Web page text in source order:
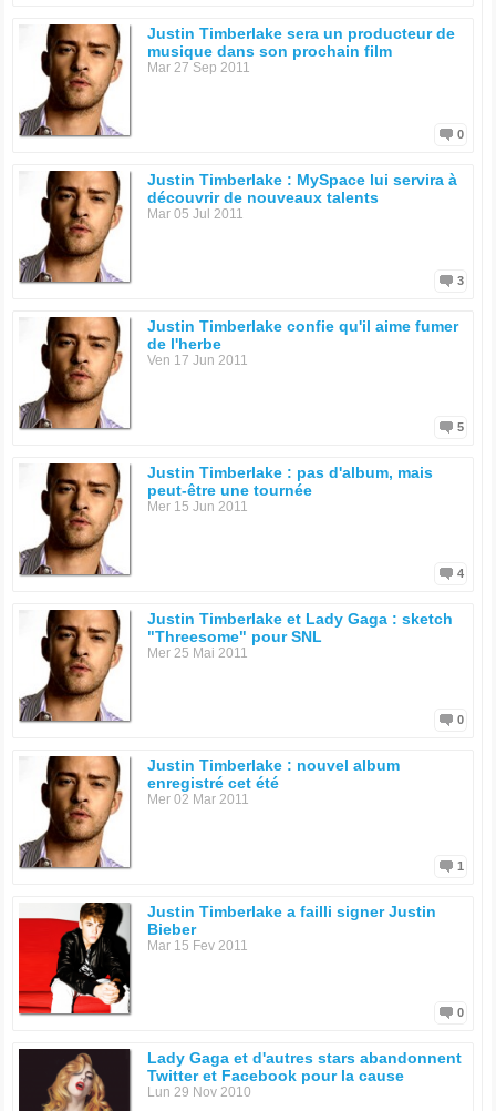
Justin Timberlake sera un producteur de
musique dans son prochain film
Mar 27 Sep 2011
0
Justin Timberlake : MySpace lui servira à
découvrir de nouveaux talents
Mar 05 Jul 2011
3
Justin Timberlake confie qu'il aime fumer
de l'herbe
Ven 17 Jun 2011
5
Justin Timberlake : pas d'album, mais
peut-être une tournée
Mer 15 Jun 2011
4
Justin Timberlake et Lady Gaga : sketch
"Threesome" pour SNL
Mer 25 Mai 2011
0
Justin Timberlake : nouvel album
enregistré cet été
Mer 02 Mar 2011
1
Justin Timberlake a failli signer Justin
Bieber
Mar 15 Fev 2011
0
Lady Gaga et d'autres stars abandonnent
Twitter et Facebook pour la cause
Lun 29 Nov 2010